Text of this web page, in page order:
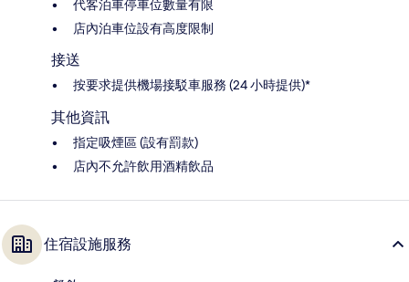
代客泊車停車位數量有限
店內泊車位設有高度限制
接送
按要求提供機場接駁車服務 (24 小時提供)*
其他資訊
指定吸煙區 (設有罰款)
店內不允許飲用酒精飲品
住宿設施服務